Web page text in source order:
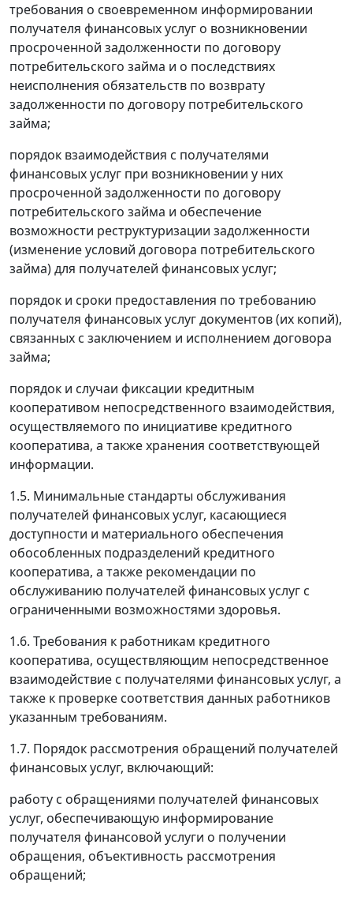
требования о своевременном информировании
получателя финансовых услуг о возникновении
просроченной задолженности по договору
потребительского займа и о последствиях
неисполнения обязательств по возврату
задолженности по договору потребительского
займа;
порядок взаимодействия с получателями
финансовых услуг при возникновении у них
просроченной задолженности по договору
потребительского займа и обеспечение
возможности реструктуризации задолженности
(изменение условий договора потребительского
займа) для получателей финансовых услуг;
порядок и сроки предоставления по требованию
получателя финансовых услуг документов (их копий),
связанных с заключением и исполнением договора
займа;
порядок и случаи фиксации кредитным
кооперативом непосредственного взаимодействия,
осуществляемого по инициативе кредитного
кооператива, а также хранения соответствующей
информации.
1.5. Минимальные стандарты обслуживания
получателей финансовых услуг, касающиеся
доступности и материального обеспечения
обособленных подразделений кредитного
кооператива, а также рекомендации по
обслуживанию получателей финансовых услуг с
ограниченными возможностями здоровья.
1.6. Требования к работникам кредитного
кооператива, осуществляющим непосредственное
взаимодействие с получателями финансовых услуг, а
также к проверке соответствия данных работников
указанным требованиям.
1.7. Порядок рассмотрения обращений получателей
финансовых услуг, включающий:
работу с обращениями получателей финансовых
услуг, обеспечивающую информирование
получателя финансовой услуги о получении
обращения, объективность рассмотрения
обращений;